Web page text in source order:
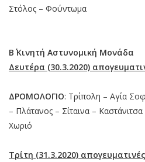
Στόλος – Φούντωμα
Β΄ Κινητή Αστυνομική Μονάδα
Δευτέρα (30.3.2020)
ΔΡΟΜΟΛΟΓΙΟ: Τρίπολη – Αγία
– Πλάτανος – Σίταινα –
Χωριό
Τρίτη (31.3.2020)